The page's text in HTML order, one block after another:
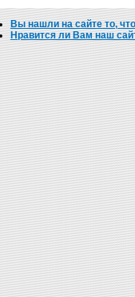
Вы нашли на сайте то,
Нравится ли Вам наш